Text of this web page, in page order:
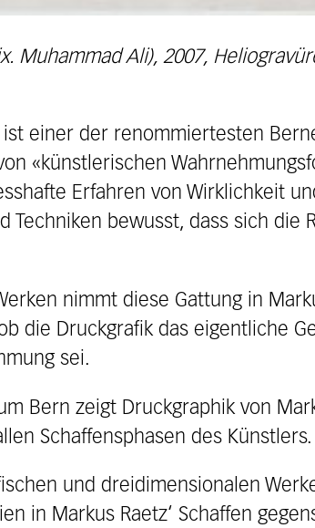
Muhammad Ali), 2007,
ist einer der renommiertesten
«künstlerischen
Erfahren von Wirklichkeit
Techniken bewusst, dass sich die
nimmt diese Gattung in
die Druckgrafik das eigentliche
sei.
Bern zeigt Druckgraphik von
Schaffensphasen des Künstlers.
und dreidimensionalen
in Markus Raetz‘ Schaffen